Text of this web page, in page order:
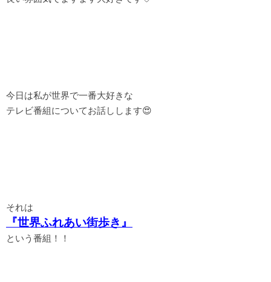
今日は私が世界で一番大好きな
テレビ番組についてお話しします😍
それは
『世界ふれあい街歩き』
という番組！！